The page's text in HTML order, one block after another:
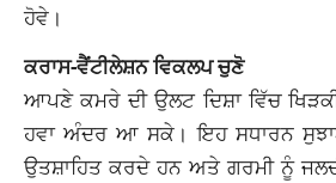
ਹੋਵੇ।
ਕਰਾਸ-ਵੈਂਟੀਲੇਸ਼ਨ ਵਿਕਲਪ ਚੁਣੋ
ਆਪਣੇ ਕਮਰੇ ਦੀ ਉਲਟ ਦਿਸ਼ਾ ਵਿੱਚ
ਹਵਾ ਅੰਦਰ ਆ ਸਕੇ। ਇਹ ਸਧਾਰਨ
ਉਤਸ਼ਾਹਿਤ ਕਰਦੇ ਹਨ ਅਤੇ ਗਰਮੀ ਨੂੰ